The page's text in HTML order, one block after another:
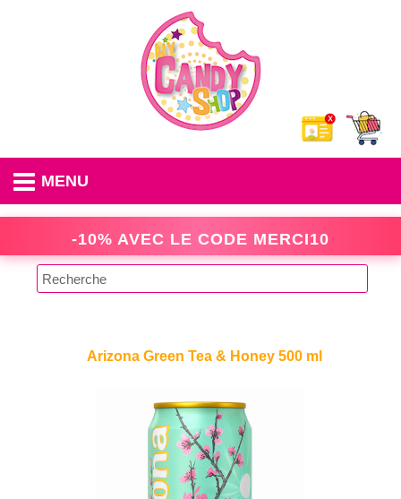
MENU
-10% AVEC LE CODE MERCI10
Arizona Green Tea & Honey 500 ml